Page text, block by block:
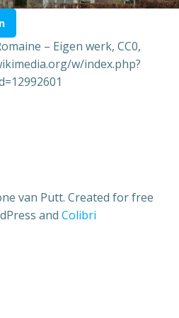
– Eigen werk, CC0,
w/index.php?
van Putt. Created for free
and Colibri